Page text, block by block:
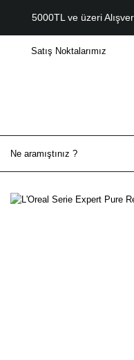
5000TL ve üzeri
Satış Noktalarımız